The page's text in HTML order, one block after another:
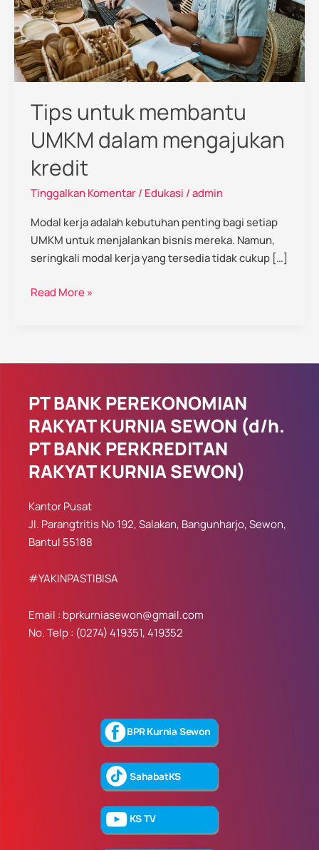
Tips untuk membantu
UMKM dalam mengajukan
kredit
Tinggalkan Komentar / Edukasi /admin
Modal kerja adalah kebutuhan penting bagi setiap
UMKM untuk menjalankan bisnis mereka. Namun,
seringkali modal kerja yang tersedia tidak cukup […]
kredit
Read More »
PT BANK PEREKONOMIAN
RAKYAT KURNIA SEWON (d/h.
PT BANK PERKREDITAN
RAKYAT KURNIA SEWON)
Kantor Pusat
Jl. Parangtritis No 192, Salakan, Bangunharjo, Sewon,
Bantul 55188
#YAKINPASTIBISA
Email : bprkurniasewon@gmail.com
No. Telp : (0274) 419351, 419352